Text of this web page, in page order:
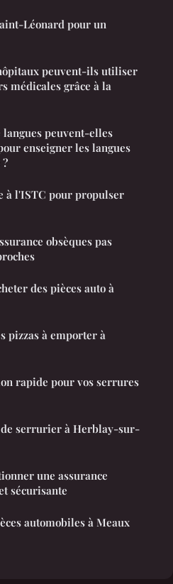
Léonard pour un
peuvent-ils utiliser
médicales grâce à la
langues peuvent-elles
enseigner les langues
à l'ISTC pour propulser
obsèques pas
des pièces auto à
pizzas à emporter à
rapide pour vos serrures
serrurier à Herblay-sur-
une assurance
sécurisante
automobiles à Meaux